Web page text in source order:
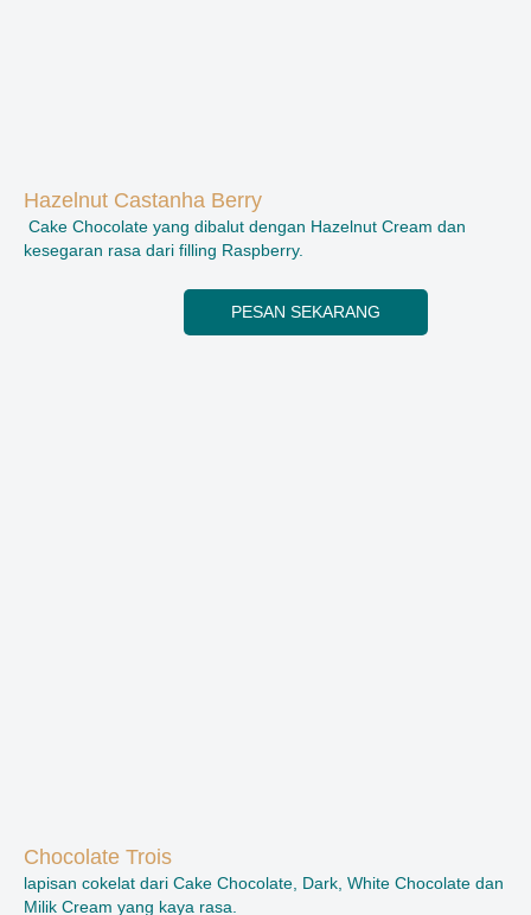
Hazelnut Castanha Berry
Cake Chocolate yang dibalut dengan Hazelnut Cream dan
kesegaran rasa dari filling Raspberry.
PESAN SEKARANG
Chocolate Trois
lapisan cokelat dari Cake Chocolate, Dark, White Chocolate dan
Milik Cream yang kaya rasa.